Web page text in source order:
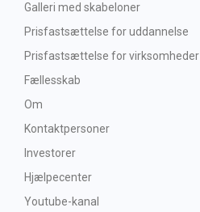
Galleri med skabeloner
Prisfastsættelse for uddannelse
Prisfastsættelse for virksomheder
Fællesskab
Om
Kontaktpersoner
Investorer
Hjælpecenter
Youtube-kanal